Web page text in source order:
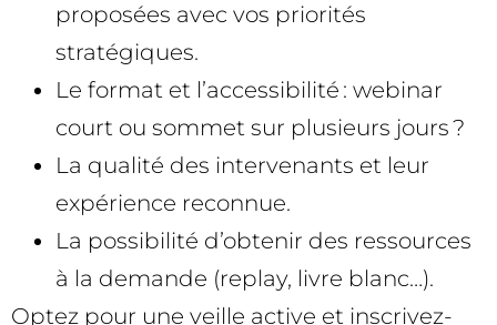
proposées avec vos priorités
stratégiques.
Le format et l’accessibilité : webinar
court ou sommet sur plusieurs jours ?
La qualité des intervenants et leur
expérience reconnue.
La possibilité d’obtenir des ressources
à la demande (replay, livre blanc…).
Optez pour une veille active et inscrivez-